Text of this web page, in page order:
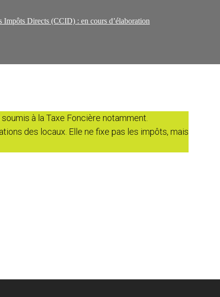
Impôts Directs (CCID) : en cours d’élaboration
à la Taxe Foncière notamment.
des locaux. Elle ne fixe pas les impôts, mais